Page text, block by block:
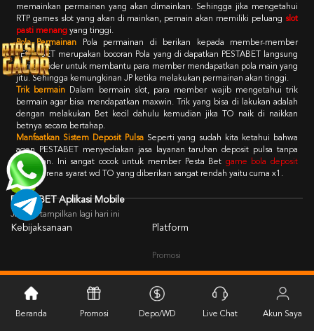
PESTABET Aplikasi Mobile
Jangan tampilkan lagi hari ini
memainkan permainan yang akan dimainkan. Sehingga jika mengetahui
RTP games slot yang akan di mainkan, pemain akan memiliki peluang slot
pasti menang yang tinggi.
Pola Permainan
Pola permainan di berikan kepada member-member
PESTABET merupakan bocoran Pola yang di dapatkan PESTABET langsung
dari provider untuk membantu para member mendapatkan pola main yang
jitu. Sehingga kemungkinan JP ketika melakukan permainan akan tinggi.
Trik bermain
Dalam bermain slot, para member wajib mengetahui trik
bermain agar bisa mendapatkan maxwin. Trik yang bisa di lakukan adalah
dengan melakukan Bet kecil dahulu kemudian jika TO naik di naikkan
betnya secara bertahap.
Manfaatkan Sistem Deposit Pulsa Seperti yang sudah kita ketahui bahwa
agen PESTABET menyediakan jasa layanan taruhan deposit pulsa tanpa
potongan. Ini sangat cocok untuk member Pesta Bet game bola deposit
pulsa
karena syarat wd TO yang diberikan sangat rendah yaitu cuma x1.
Kebijaksanaan Platform
Promosi
Kategori Dukungan
Beranda Promosi Depo/WD Live Chat Akun Saya